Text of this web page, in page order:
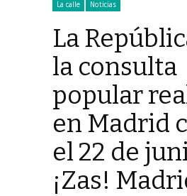
La calle Noticias
La
la consulta
popular
en Madrid
el 22 de
¡Zas!